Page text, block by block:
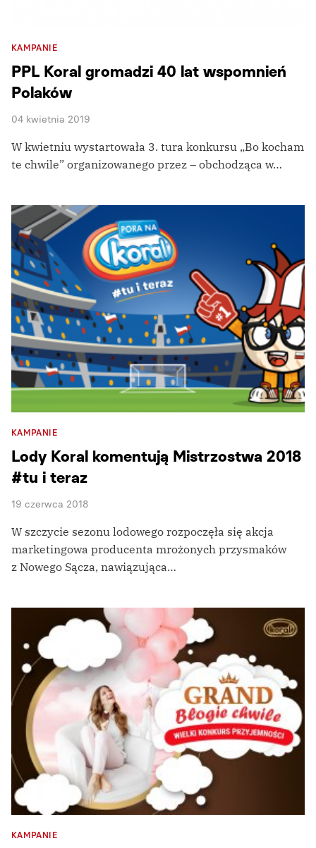
KAMPANIE
PPL Koral gromadzi 40 lat wspomnień
Polaków
04 kwietnia 2019
W kwietniu wystartowała 3. tura konkursu „Bo kocham
te chwile” organizowanego przez – obchodząca w…
KAMPANIE
Lody Koral komentują Mistrzostwa 2018
#tu i teraz
19 czerwca 2018
W szczycie sezonu lodowego rozpoczęła się akcja
marketingowa producenta mrożonych przysmaków
z Nowego Sącza, nawiązująca…
KAMPANIE